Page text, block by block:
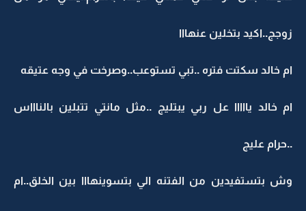
زوجج..اكيد بتخلين عنهااا
ام خالد سكتت فتره ..تبي تستوعب..وصرخت في وجه عتيقه
ام خالد يااااا عل ربي يبتليج ..مثل مانتي تتبلين بالناااس
..حرام عليج
وش بتستفيدين من الفتنه الي بتسوينهااا بين الخلق..ام